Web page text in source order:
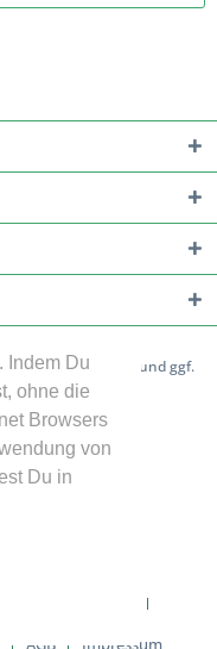
Indem Du
ohne die
Browsers
von
Du in
Versandkosten
und ggf.
beschrieben
Übersicht
AGB Impressum